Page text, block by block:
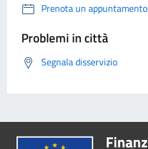
Prenota un appuntamento
Problemi in città
Segnala disservizio